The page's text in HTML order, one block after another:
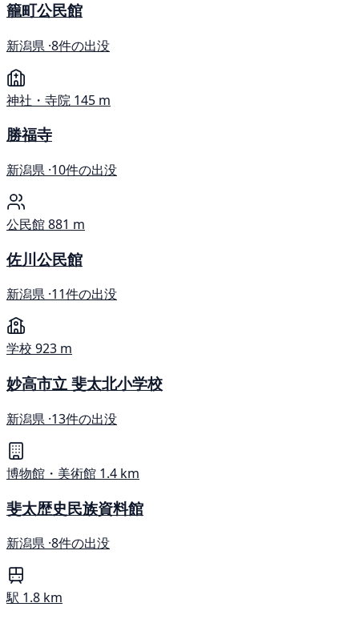
籠町公民館
新潟県 ·8件の出没
神社・寺院 145 m
勝福寺
新潟県 ·10件の出没
公民館881 m
佐川公民館
新潟県 ·11件の出没
学校 923 m
妙高市立 斐太北小学校
新潟県 ·13件の出没
博物館・美術館 1.4 km
斐太歴史民族資料館
新潟県 ·8件の出没
駅 1.8 km